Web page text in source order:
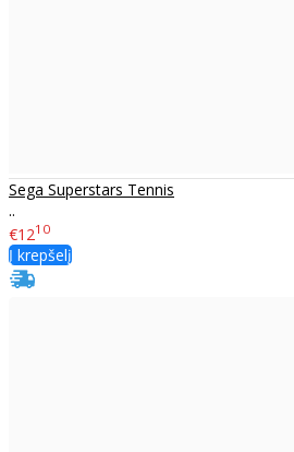
Sega Superstars Tennis
..
€1210
Į krepšelį